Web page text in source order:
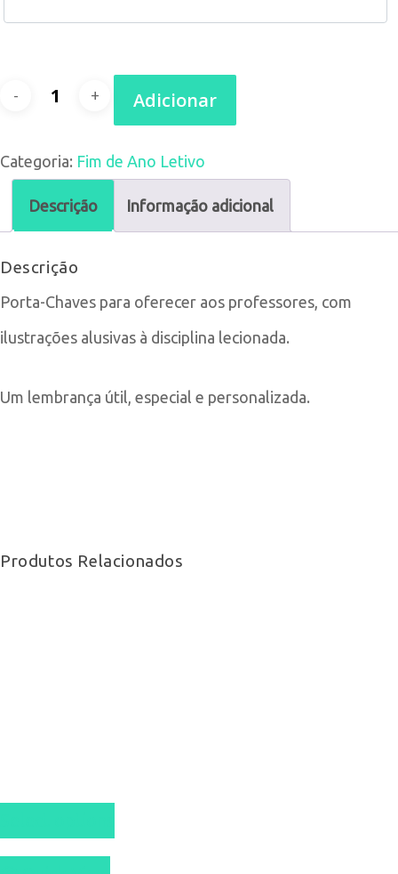
Quantidade
Porta-
Chaves
para
Professor
Adicionar
Categoria: Fim de Ano Letivo
Descrição Informação adicional
Descrição
Porta-Chaves para oferecer aos professores, com
ilustrações alusivas à disciplina lecionada.
Um lembrança útil, especial e personalizada.
Produtos Relacionados